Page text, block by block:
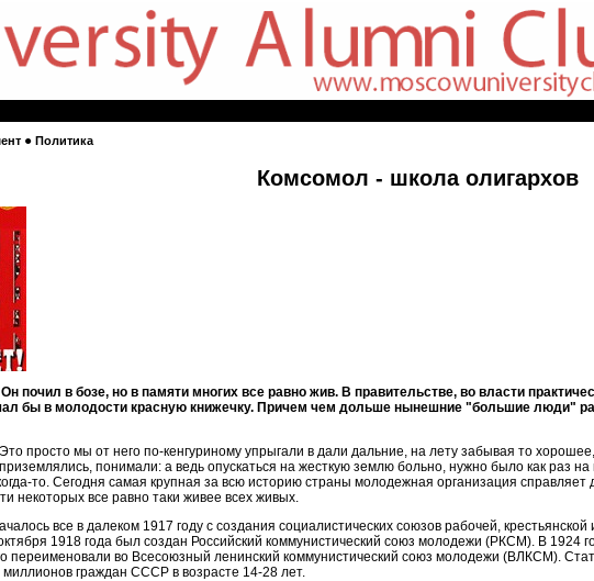
● Политика
Комсомол - школа олигархов
почил в бозе, но в памяти многих все равно жив. В правительстве, во власти
бы в молодости красную книжечку. Причем чем дольше нынешние "большие люди"
просто мы от него по-кенгуриному упрыгали в дали дальние, на лету забывая то
понимали: а ведь опускаться на жесткую землю больно, нужно было как раз
то. Сегодня самая крупная за всю историю страны молодежная организация
некоторых все равно таки живее всех живых.
все в далеком 1917 году с создания социалистических союзов рабочей,
1918 года был создан Российский коммунистический союз молодежи (РКСМ). В 1924
переименовали во Всесоюзный ленинский коммунистический союз молодежи (ВЛКСМ).
граждан СССР в возрасте 14-28 лет.